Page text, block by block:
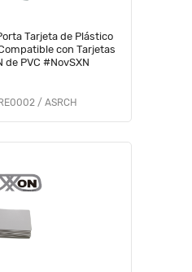
Tarjeta de Plástico
con Tarjetas
de PVC #NovSXN
/ ASRCH